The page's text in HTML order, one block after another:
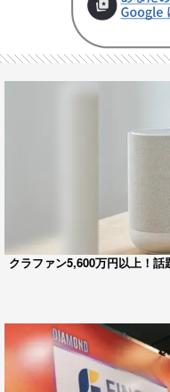
クラファン5,600万円以上！